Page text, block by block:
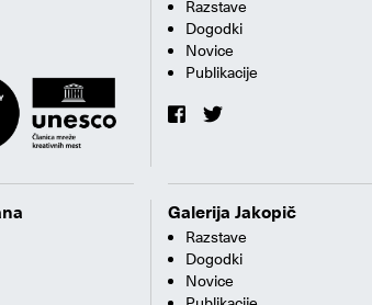
Razstave
Dogodki
Novice
Publikacije
Galerija Jakopič
Razstave
Dogodki
Novice